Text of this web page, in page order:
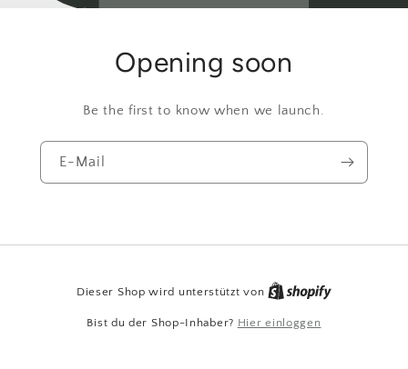
Opening soon
Be the first to know when we launch.
E-Mail
Dieser Shop wird unterstützt von
Bist du der Shop-Inhaber? Hier einloggen